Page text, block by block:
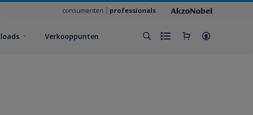
consumenten professionals
Verkooppunten